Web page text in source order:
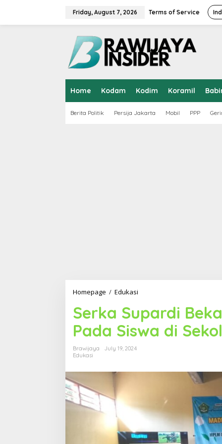
Friday, August 7, 2026 Terms of Service
Home Kodam Kodim Koramil
Berita Politik Persija Jakarta Mobil PPP
Homepage / Edukasi
r
k
a
S
r
e
l
Serka Supardi
Pada Siswa di
Brawijaya
July 19, 2024
Edukasi